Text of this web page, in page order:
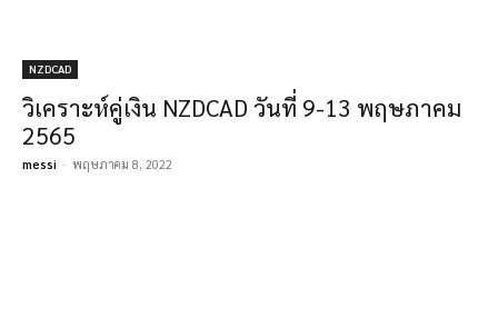
NZDCAD
วิเคราะห์คู่เงิน NZDCAD วันที่ 9-13 พฤษภาคม
2565
messi - พฤษภาคม 8, 2022